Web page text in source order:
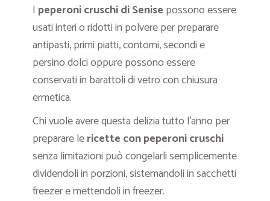
I peperoni cruschi di Senise possono essere
usati interi o ridotti in polvere per preparare
antipasti, primi piatti, contorni, secondi e
persino dolci oppure possono essere
conservati in barattoli di vetro con chiusura
ermetica.
Chi vuole avere questa delizia tutto l’anno per
preparare lericette con peperoni cruschi
senza limitazioni può congelarli semplicemente
dividendoli in porzioni, sistemandoli in sacchetti
freezer e mettendoli in freezer.